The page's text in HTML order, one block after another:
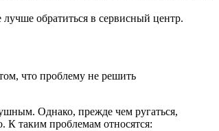
обратиться в сервисный центр.
что проблему не решить
Однако, прежде чем ругаться,
К таким проблемам относятся: